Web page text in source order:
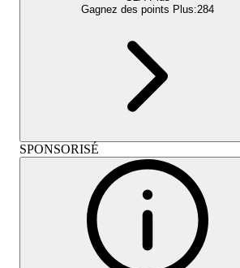
Gagnez des points Plus:284
SPONSORISÉ